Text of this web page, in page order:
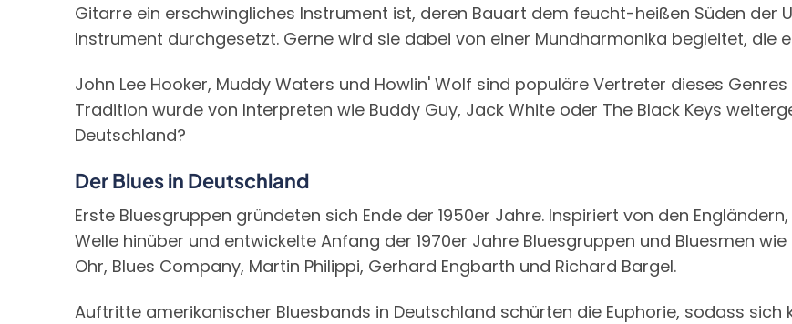
Gitarre ein erschwingliches Instrument ist, deren Bauart dem feucht-heißen Süden der
Instrument durchgesetzt. Gerne wird sie dabei von einer Mundharmonika begleitet, die
John Lee Hooker, Muddy Waters und Howlin' Wolf sind populäre Vertreter dieses Genres
Tradition wurde von Interpreten wie Buddy Guy, Jack White oder The Black Keys
Deutschland?
Der Blues in Deutschland
Erste Bluesgruppen gründeten sich Ende der 1950er Jahre. Inspiriert von den
Welle hinüber und entwickelte Anfang der 1970er Jahre Bluesgruppen und Bluesmen
Ohr, Blues Company, Martin Philippi, Gerhard Engbarth und Richard Bargel.
Auftritte amerikanischer Bluesbands in Deutschland schürten die Euphorie, sodass sich